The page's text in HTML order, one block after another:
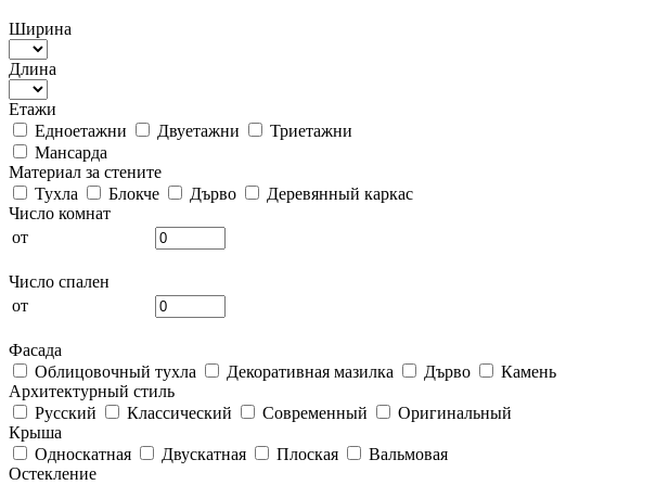
Ширина
Длина
Етажи
Едноетажни
Двуетажни
Триетажни
Мансарда
Материал за стените
Тухла
Блокче Дърво
Деревянный каркас
Число комнат
от
Число спален
от
Фасада
Облицовочный тухла
Декоративная мазилка Дърво
Камень
Архитектурный стиль
Русский
Классический Современный
Оригинальный
Крыша
Односкатная
Двускатная Плоская
Вальмовая
Остекление